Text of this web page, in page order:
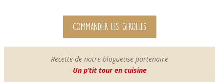
COMMANDER LES GIROLLES
Recette de notre blogueuse partenaire
Un p’tit tour en cuisine